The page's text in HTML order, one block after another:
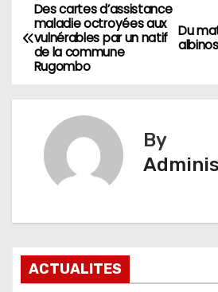
Navigation
de
Du
Des cartes d’assistance
maladie octroyées aux
vulnérables par un natif
de la commune
Rugombo
By
ACTUALITES